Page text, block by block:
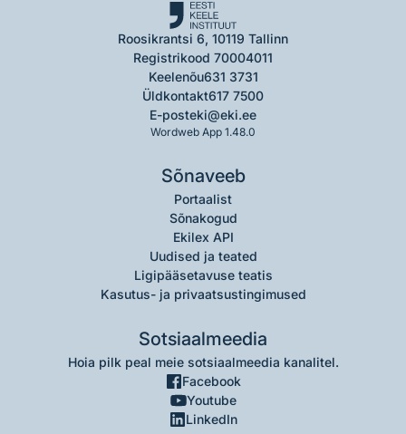
Roosikrantsi 6, 10119 Tallinn
Registrikood 70004011
Keelenõu631 3731
Üldkontakt617 7500
E-posteki@eki.ee
Wordweb App 1.48.0
Sõnaveeb
Portaalist
Sõnakogud
Ekilex API
Uudised ja teated
Ligipääsetavuse teatis
Kasutus- ja privaatsustingimused
Sotsiaalmeedia
Hoia pilk peal meie sotsiaalmeedia kanalitel.
Facebook
Youtube
LinkedIn